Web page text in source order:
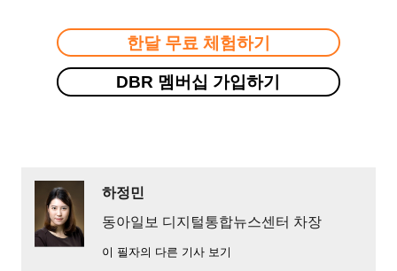
한달 무료 체험하기
DBR 멤버십 가입하기
하정민
동아일보 디지털통합뉴스센터 차장
이 필자의 다른 기사 보기